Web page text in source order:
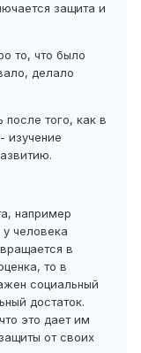
защита и
то, что было
делало
того, как в
изучение
например
человека
в
то в
социальный
достаток.
это дает им
от своих